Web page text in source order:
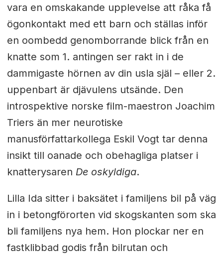
vara en omskakande upplevelse att råka få
ögonkontakt med ett barn och ställas inför
en oombedd genomborrande blick från en
knatte som 1. antingen ser rakt in i de
dammigaste hörnen av din usla själ – eller 2.
uppenbart är djävulens utsände. Den
introspektive norske film-maestron Joachim
Triers än mer neurotiske
manusförfattarkollega Eskil Vogt tar denna
insikt till oanade och obehagliga platser i
knatterysaren De oskyldiga.
Lilla Ida sitter i baksätet i familjens bil på väg
in i betongförorten vid skogskanten som ska
bli familjens nya hem. Hon plockar ner en
fastklibbad godis från bilrutan och